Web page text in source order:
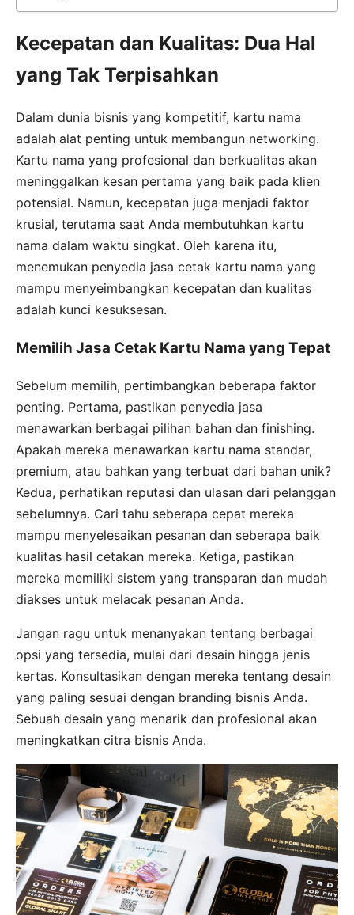
Kecepatan dan Kualitas: Dua Hal
yang Tak Terpisahkan
Dalam dunia bisnis yang kompetitif, kartu nama
adalah alat penting untuk membangun networking.
Kartu nama yang profesional dan berkualitas akan
meninggalkan kesan pertama yang baik pada klien
potensial. Namun, kecepatan juga menjadi faktor
krusial, terutama saat Anda membutuhkan kartu
nama dalam waktu singkat. Oleh karena itu,
menemukan penyedia jasa cetak kartu nama yang
mampu menyeimbangkan kecepatan dan kualitas
adalah kunci kesuksesan.
Memilih Jasa Cetak Kartu Nama yang Tepat
Sebelum memilih, pertimbangkan beberapa faktor
penting. Pertama, pastikan penyedia jasa
menawarkan berbagai pilihan bahan dan finishing.
Apakah mereka menawarkan kartu nama standar,
premium, atau bahkan yang terbuat dari bahan unik?
Kedua, perhatikan reputasi dan ulasan dari pelanggan
sebelumnya. Cari tahu seberapa cepat mereka
mampu menyelesaikan pesanan dan seberapa baik
kualitas hasil cetakan mereka. Ketiga, pastikan
mereka memiliki sistem yang transparan dan mudah
diakses untuk melacak pesanan Anda.
Jangan ragu untuk menanyakan tentang berbagai
opsi yang tersedia, mulai dari desain hingga jenis
kertas. Konsultasikan dengan mereka tentang desain
yang paling sesuai dengan branding bisnis Anda.
Sebuah desain yang menarik dan profesional akan
meningkatkan citra bisnis Anda.